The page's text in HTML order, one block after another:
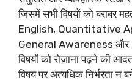
जिसमें सभी विषयों को बराबर
English, Quantitative
General Awareness
विषयों को रोज़ाना पढ़ने की
विषय पर अत्यधिक निर्भरता न